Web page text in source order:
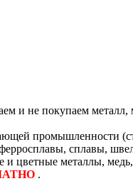
и не покупаем металл,
промышленности
сплавы,
цветные металлы,
.